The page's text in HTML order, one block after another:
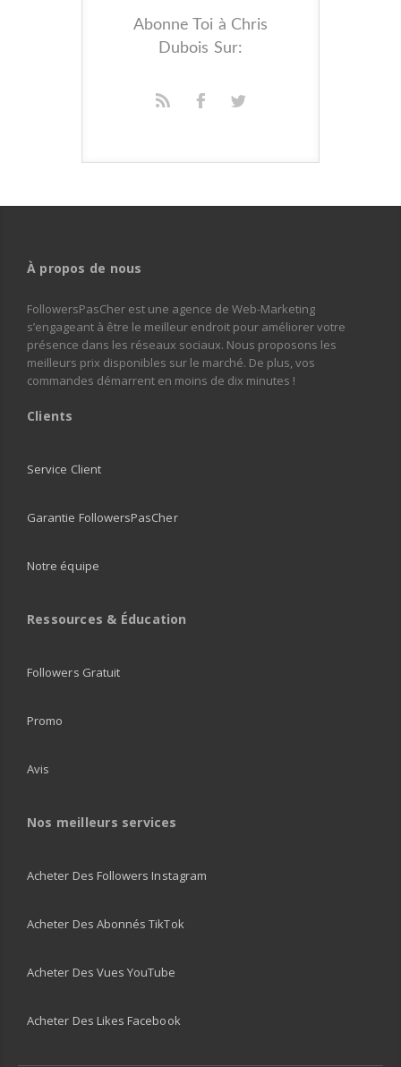
Abonne Toi à Chris
Dubois Sur:
À propos de nous
FollowersPasCher est une agence de Web-Marketing
s’engageant à être le meilleur endroit pour améliorer votre
présence dans les réseaux sociaux. Nous proposons les
meilleurs prix disponibles sur le marché. De plus, vos
commandes démarrent en moins de dix minutes !
Clients
Service Client
Garantie FollowersPasCher
Notre équipe
Ressources & Éducation
Followers Gratuit
Promo
Avis
Nos meilleurs services
Acheter Des Followers Instagram
Acheter Des Abonnés TikTok
Acheter Des Vues YouTube
Acheter Des Likes Facebook